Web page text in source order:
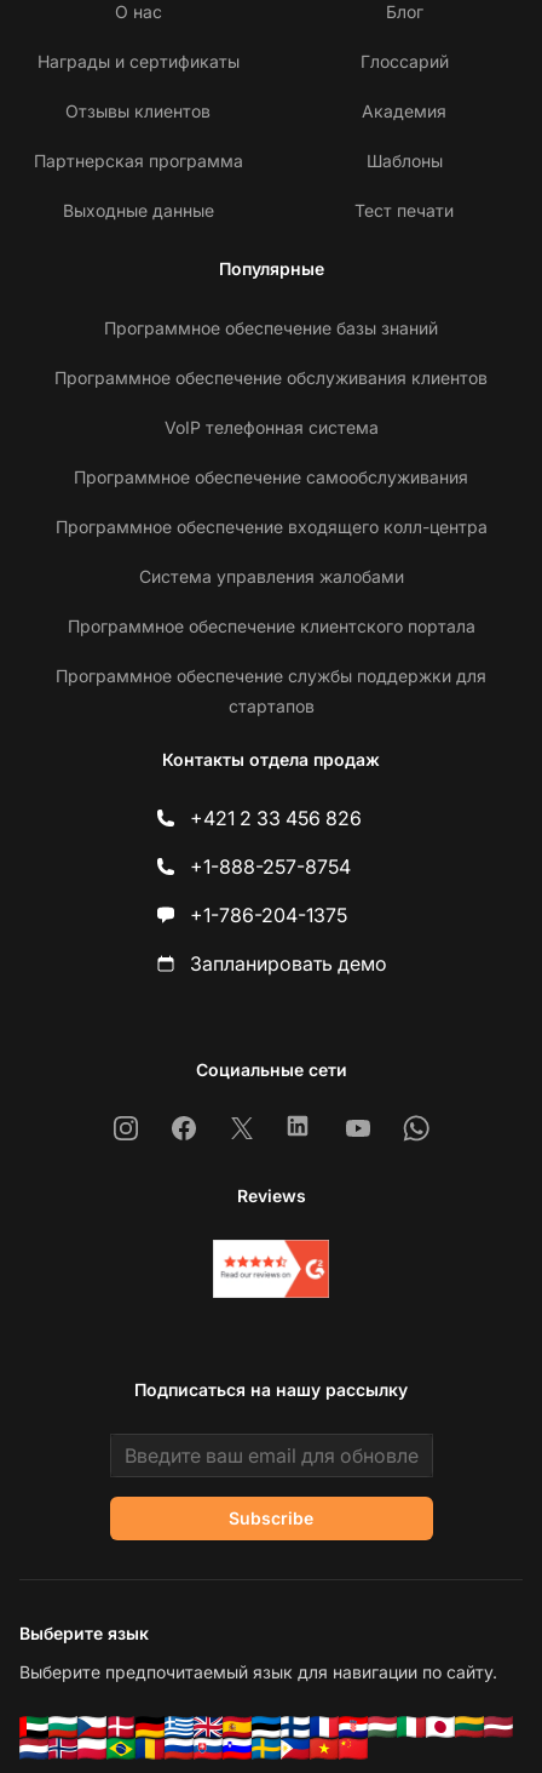
О нас
Награды и сертификаты
Отзывы клиентов
Партнерская программа
Выходные данные
Блог
Глоссарий
Академия
Шаблоны
Тест печати
Популярные
Программное обеспечение базы знаний
Программное обеспечение обслуживания клиентов
VoIP телефонная система
Программное обеспечение самообслуживания
Программное обеспечение входящего колл-центра
Система управления жалобами
Программное обеспечение клиентского портала
Программное обеспечение службы поддержки для
стартапов
Контакты отдела продаж
+421 2 33 456 826
+1-888-257-8754
+1-786-204-1375
Запланировать демо
Социальные сети
InstagramFacebook
X LinkedinYoutubeWhatsapp
Reviews
Подписаться на нашу рассылку
Email address
Subscribe
Выберите язык
Выберите предпочитаемый язык для навигации по сайту.